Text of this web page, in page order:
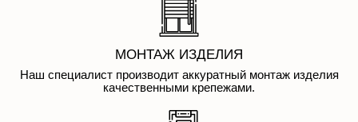
МОНТАЖ ИЗДЕЛИЯ
Наш специалист производит аккуратный монтаж изделия
качественными крепежами.